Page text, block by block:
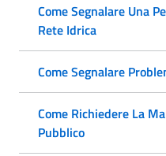
Come Segnalare Una
Rete Idrica
Come Segnalare
Come Richiedere La
Pubblico